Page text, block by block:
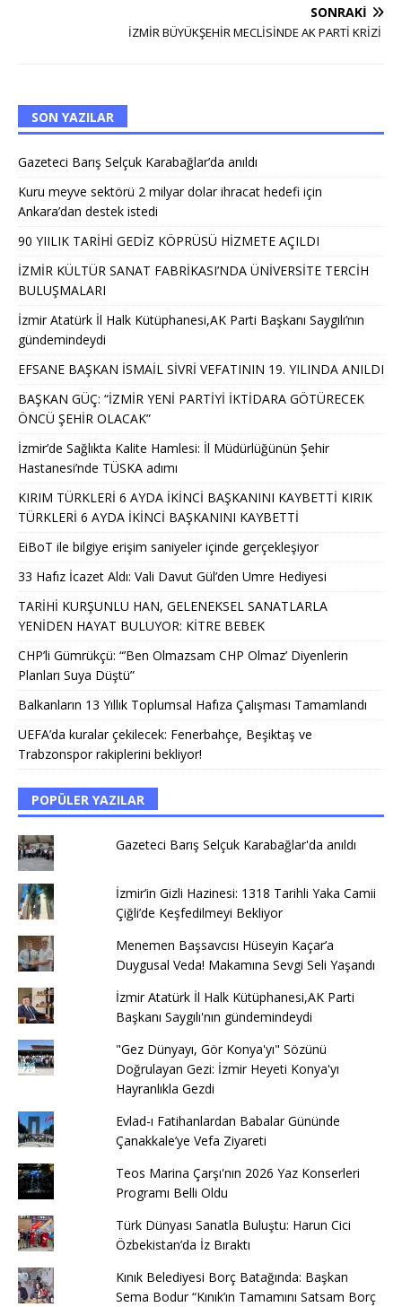
SONRAKI
İZMİR BÜYÜKŞEHİR MECLİSİNDE AK PARTİ KRİZİ
SON YAZILAR
Gazeteci Barış Selçuk Karabağlar’da anıldı
Kuru meyve sektörü 2 milyar dolar ihracat hedefi için
Ankara’dan destek istedi
90 YIILIK TARİHİ GEDİZ KÖPRÜSÜ HİZMETE AÇILDI
İZMİR KÜLTÜR SANAT FABRİKASI’NDA ÜNİVERSİTE TERCİH
BULUŞMALARI
İzmir Atatürk İl Halk Kütüphanesi,AK Parti Başkanı Saygılı’nın
gündemindeydi
EFSANE BAŞKAN İSMAİL SİVRİ VEFATININ 19. YILINDA ANILDI
BAŞKAN GÜÇ: “İZMİR YENİ PARTİYİ İKTİDARA GÖTÜRECEK
ÖNCÜ ŞEHİR OLACAK”
İzmir’de Sağlıkta Kalite Hamlesi: İl Müdürlüğünün Şehir
Hastanesi’nde TÜSKA adımı
KIRIM TÜRKLERİ 6 AYDA İKİNCİ BAŞKANINI KAYBETTİ KIRIK
TÜRKLERİ 6 AYDA İKİNCİ BAŞKANINI KAYBETTİ
EiBoT ile bilgiye erişim saniyeler içinde gerçekleşiyor
33 Hafız İcazet Aldı: Vali Davut Gül’den Umre Hediyesi
TARİHİ KURŞUNLU HAN, GELENEKSEL SANATLARLA
YENİDEN HAYAT BULUYOR: KİTRE BEBEK
CHP’li Gümrükçü: “’Ben Olmazsam CHP Olmaz’ Diyenlerin
Planları Suya Düştü”
Balkanların 13 Yıllık Toplumsal Hafıza Çalışması Tamamlandı
UEFA’da kuralar çekilecek: Fenerbahçe, Beşiktaş ve
Trabzonspor rakiplerini bekliyor!
POPÜLER YAZILAR
Gazeteci Barış Selçuk Karabağlar'da anıldı
İzmir’in Gizli Hazinesi: 1318 Tarihli Yaka Camii
Çiğli’de Keşfedilmeyi Bekliyor
Menemen Başsavcısı Hüseyin Kaçar’a
Duygusal Veda! Makamına Sevgi Seli Yaşandı
İzmir Atatürk İl Halk Kütüphanesi,AK Parti
Başkanı Saygılı'nın gündemindeydi
"Gez Dünyayı, Gör Konya'yı" Sözünü
Doğrulayan Gezi: İzmir Heyeti Konya'yı
Hayranlıkla Gezdi
Evlad-ı Fatihanlardan Babalar Gününde
Çanakkale’ye Vefa Ziyareti
Teos Marina Çarşı'nın 2026 Yaz Konserleri
Programı Belli Oldu
Türk Dünyası Sanatla Buluştu: Harun Cici
Özbekistan’da İz Bıraktı
Kınık Belediyesi Borç Batağında: Başkan
Sema Bodur “Kınık’ın Tamamını Satsam Borç